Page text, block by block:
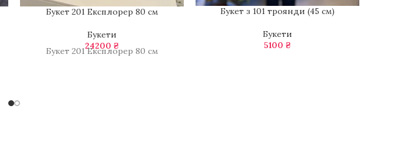
Букет 201 Експлорер 80 см
Букети
24200 ₴
Букет 201 Експлорер 80 см
Букет з 101 троянди (45 см)
Букети
5100 ₴